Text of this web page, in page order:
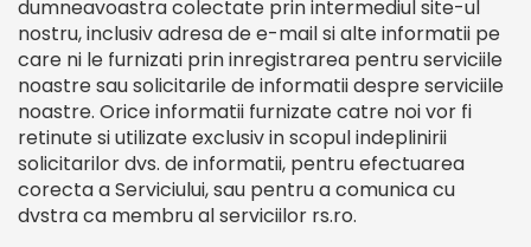
dumneavoastra colectate prin intermediul site-ul
nostru, inclusiv adresa de e-mail si alte informatii pe
care ni le furnizati prin inregistrarea pentru serviciile
noastre sau solicitarile de informatii despre serviciile
noastre. Orice informatii furnizate catre noi vor fi
retinute si utilizate exclusiv in scopul indeplinirii
solicitarilor dvs. de informatii, pentru efectuarea
corecta a Serviciului, sau pentru a comunica cu
dvstra ca membru al serviciilor rs.ro.